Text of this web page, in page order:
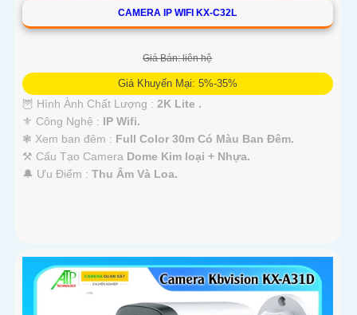
CAMERA IP WIFI KX-C32L
Giá Bán: liên hệ
Giá Khuyến Mại: 5%-35%
🦉 Hình Ành Chất Lượng : 2K Lite .
⚜️ Công Nghệ : IP Wifi.
❃ Xem ban đêm : Full Color 30m Có Màu Ban Ðêm.
⚒ Cấu Tạo Camera Dome Kim loại + Nhựa.
️🔔 Ưu Điểm : Thu Âm Và Loa.